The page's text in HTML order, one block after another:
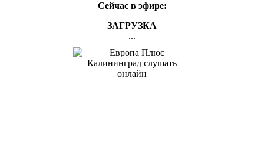
Сейчас в эфире:
ЗАГРУЗКА
...